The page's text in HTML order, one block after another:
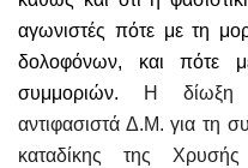
αγωνιστές πότε με τη
δολοφόνων, και πότε
συμμοριών.
Η δίωξη
αντιφασιστά Δ.Μ. για τη
καταδίκης της